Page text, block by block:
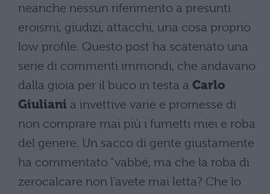
neanche nessun riferimento a presunti
eroismi, giudizi, attacchi, una cosa proprio
low profile. Questo post ha scatenato una
serie di commenti immondi, che andavano
dalla gioia per il buco in testa a Carlo
Giuliani a invettive varie e promesse di
non comprare mai più i fumetti miei e roba
del genere. Un sacco di gente giustamente
ha commentato “vabbé, ma che la roba di
zerocalcare non l’avete mai letta? Che lo